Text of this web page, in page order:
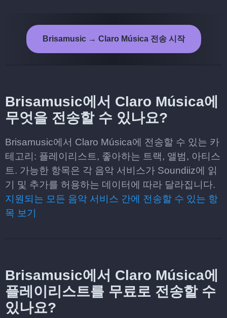
Brisamusic → Claro Música 전송 시작
Brisamusic에서 Claro Música에
무엇을 전송할 수 있나요?
Brisamusic에서 Claro Música에 전송할 수 있는 카
테고리: 플레이리스트, 좋아하는 트랙, 앨범, 아티스
트. 가능한 항목은 각 음악 서비스가 Soundiiz에 읽
기 및 추가를 허용하는 데이터에 따라 달라집니다.
지원되는 모든 음악 서비스 간에 전송할 수 있는 항
목 보기
Brisamusic에서 Claro Música에
플레이리스트를 무료로 전송할 수
있나요?